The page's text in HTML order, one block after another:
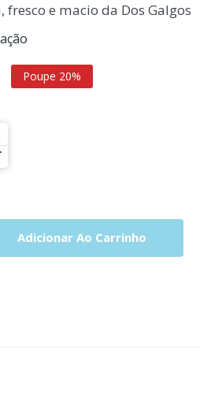
e macio da Dos Galgos
Poupe 20%
Adicionar Ao Carrinho